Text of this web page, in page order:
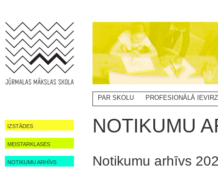
IZSTĀDES
MEISTARKLASES
NOTIKUMU ARHĪVS
PAR SKOLU
PROFESIONĀLĀ
NOTIKUMU
Notikumu arhīvs